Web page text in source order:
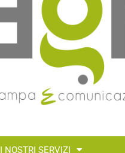
I NOSTRI SERVIZI